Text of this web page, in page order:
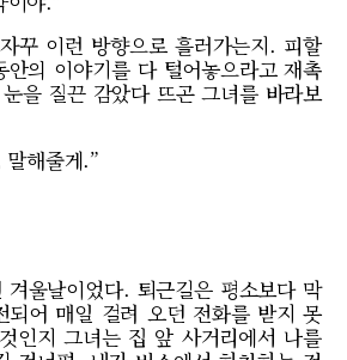
꾸 이런 방향으로 흘러가는지. 피할
의 이야기를 다 털어놓으라고 재촉
을 질끈 감았다 뜨곤 그녀를 바라보
해줄게.”
울날이었다. 퇴근길은 평소보다 막
되어 매일 걸려 오던 전화를 받지 못
인지 그녀는 집 앞 사거리에서 나를